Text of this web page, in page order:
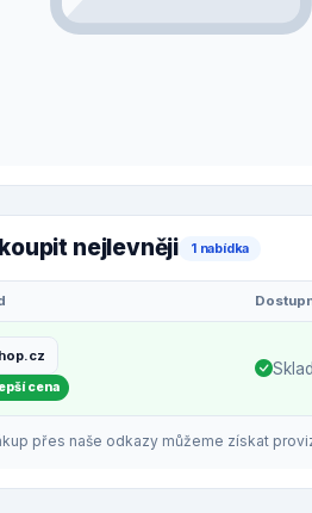
nejlevněji 1 nabídka
cena
přes naše odkazy můžeme získat